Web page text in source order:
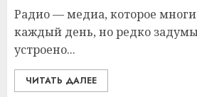
Радио — медиа, которое
каждый день, но редко
устроено...
ЧИТАТЬ ДАЛЕЕ